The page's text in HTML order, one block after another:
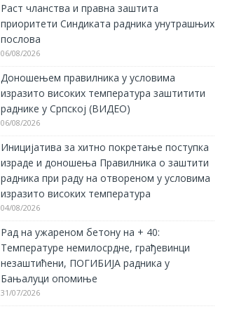
Раст чланства и правна заштита
приоритети Синдиката радника унутрашњих
послова
06/08/2026
Доношењем правилника у условима
изразито високих температура заштитити
раднике у Српској (ВИДЕО)
06/08/2026
Иницијатива за хитно покретање поступка
израде и доношења Правилника о заштити
радника при раду на отвореном у условима
изразито високих температура
04/08/2026
Рад на ужареном бетону на + 40:
Температуре немилосрдне, грађевинци
незаштићени, ПОГИБИЈА радника у
Бањалуци опомиње
31/07/2026